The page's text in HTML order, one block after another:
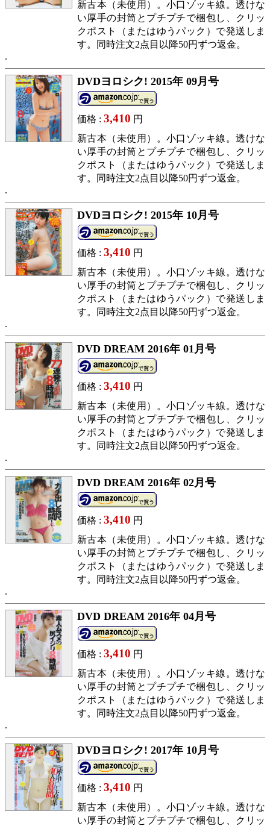
新古本（未使用）。小口ゾッキ線。透けな
い厚手の封筒とプチプチで梱包し、クリッ
クポスト（またはゆうパック）で発送しま
す。同時注文2点目以降50円ずつ返金。
DVDヨロシク! 2015年 09月号
価格 : 3,410 円
新古本（未使用）。小口ゾッキ線。透けな
い厚手の封筒とプチプチで梱包し、クリッ
クポスト（またはゆうパック）で発送しま
す。同時注文2点目以降50円ずつ返金。
DVDヨロシク! 2015年 10月号
価格 : 3,410 円
新古本（未使用）。小口ゾッキ線。透けな
い厚手の封筒とプチプチで梱包し、クリッ
クポスト（またはゆうパック）で発送しま
す。同時注文2点目以降50円ずつ返金。
DVD DREAM 2016年 01月号
価格 : 3,410 円
新古本（未使用）。小口ゾッキ線。透けな
い厚手の封筒とプチプチで梱包し、クリッ
クポスト（またはゆうパック）で発送しま
す。同時注文2点目以降50円ずつ返金。
DVD DREAM 2016年 02月号
価格 : 3,410 円
新古本（未使用）。小口ゾッキ線。透けな
い厚手の封筒とプチプチで梱包し、クリッ
クポスト（またはゆうパック）で発送しま
す。同時注文2点目以降50円ずつ返金。
DVD DREAM 2016年 04月号
価格 : 3,410 円
新古本（未使用）。小口ゾッキ線。透けな
い厚手の封筒とプチプチで梱包し、クリッ
クポスト（またはゆうパック）で発送しま
す。同時注文2点目以降50円ずつ返金。
DVDヨロシク! 2017年 10月号
価格 : 3,410 円
新古本（未使用）。小口ゾッキ線。透けな
い厚手の封筒とプチプチで梱包し、クリッ